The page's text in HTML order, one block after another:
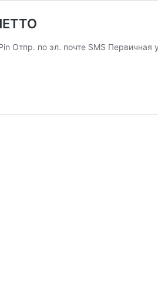
Отпр. по эл. почте SMS